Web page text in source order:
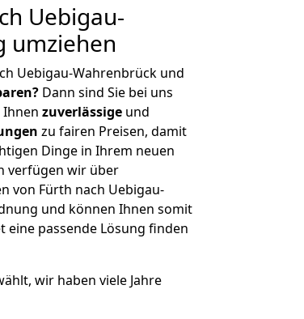
Uebigau-
umziehen
Uebigau-Wahrenbrück und
Dann sind Sie bei uns
zuverlässige und
zu fairen Preisen, damit
Dinge in Ihrem neuen
verfügen wir über
von Fürth nach Uebigau-
und können Ihnen somit
passende Lösung finden
wir haben viele Jahre